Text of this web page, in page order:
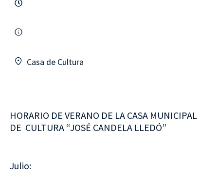
Casa de Cultura
HORARIO DE VERANO DE LA CASA MUNICIPAL
DE CULTURA “JOSÉ CANDELA LLEDÓ”
Julio: